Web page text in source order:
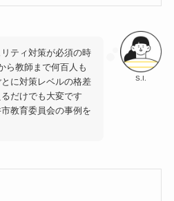
S.I.
ティ対策が必須の時
ら教師まで何百人も
に対策レベルの格差
だけでも大変です
教育委員会の事例を